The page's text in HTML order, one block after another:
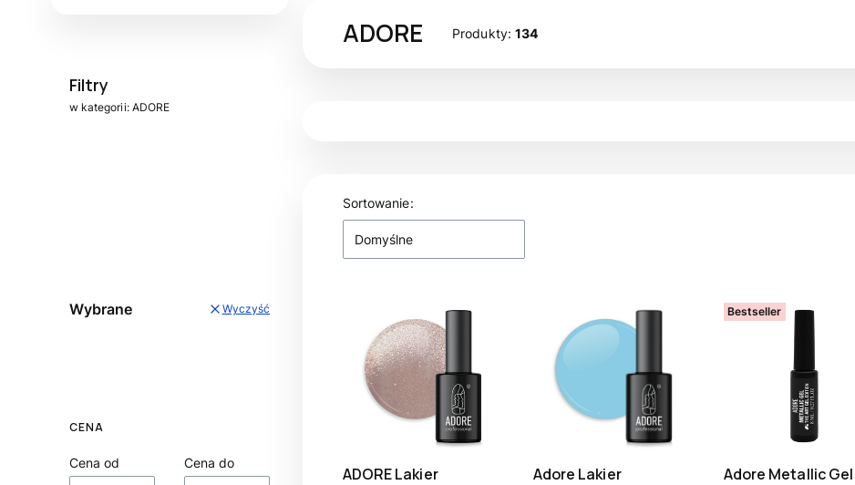
Filtry
w kategorii: ADORE
Wybrane Wyczyść
CENA
Cena od Cena do
ADORE Produkty: 134
Lista produktów
Sortowanie:
Domyślne
ADORE Lakier
Adore Lakier
Bestseller
Adore Metallic Gel